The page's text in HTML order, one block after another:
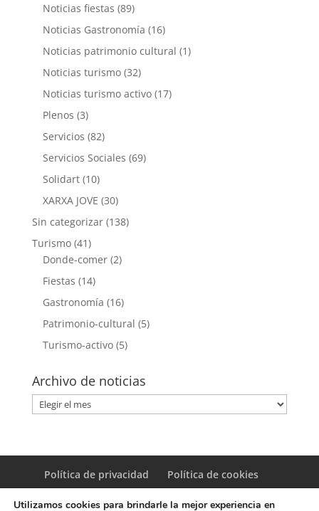
Noticias fiestas (89)
Noticias Gastronomía (16)
Noticias patrimonio cultural (1)
Noticias turismo(32)
Noticias turismo activo(17)
Plenos (3)
Servicios (82)
Servicios Sociales (69)
Solidart(10)
XARXA JOVE (30)
Sin categorizar(138)
Turismo(41)
Donde-comer(2)
Fiestas (14)
Gastronomía (16)
Patrimonio-cultural (5)
Turismo-activo(5)
Archivo de noticias
Archivo
de
Política de privacidad Política de cookies
Utilizamos cookies para brindarle la mejor experiencia en